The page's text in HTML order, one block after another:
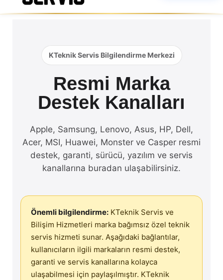
KTeknik Servis Bilgilendirme Merkezi
Resmi Marka
Destek Kanalları
Apple, Samsung, Lenovo, Asus, HP, Dell,
Acer, MSI, Huawei, Monster ve Casper resmi
destek, garanti, sürücü, yazılım ve servis
kanallarına buradan ulaşabilirsiniz.
Önemli bilgilendirme: KTeknik Servis ve
Bilişim Hizmetleri marka bağımsız özel teknik
servis hizmeti sunar. Aşağıdaki bağlantılar,
kullanıcıların ilgili markaların resmi destek,
garanti ve servis kanallarına kolayca
ulaşabilmesi için paylaşılmıştır. KTeknik